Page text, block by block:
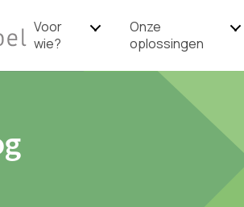
Voor
wie?
Onze
oplossingen